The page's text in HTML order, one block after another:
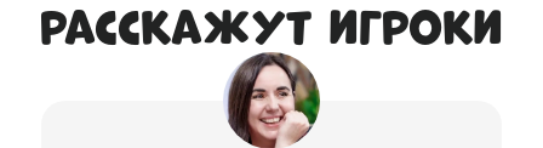
расскажут игроки